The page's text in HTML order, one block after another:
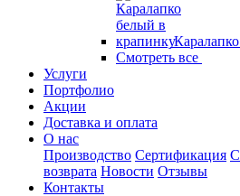
Смотреть все
Услуги
Портфолио
Акции
Доставка и оплата
О нас
Производство Сертификация
возврата Новости Отзывы
Контакты